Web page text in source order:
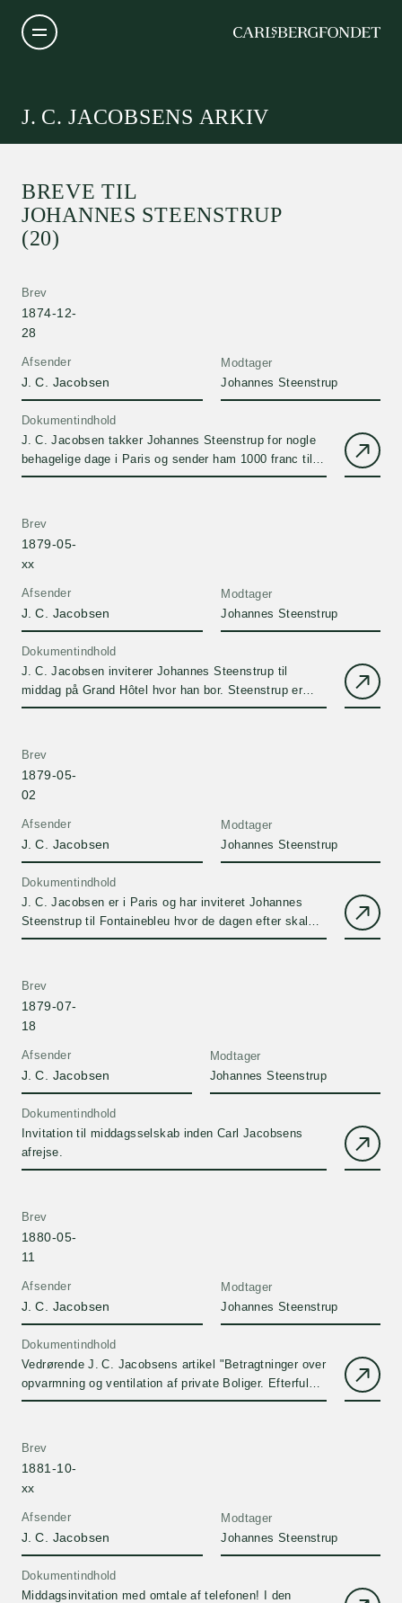
J. C. JACOBSENS ARKIV
BREVE TIL
JOHANNES STEENSTRUP
(20)
Afsender
J. C. Jacobsen
Brev
1874-12-
28
Modtager
Johannes Steenstrup
Dokumentindhold
J. C. Jacobsen takker Johannes Steenstrup for nogle
behagelige dage i Paris og sender ham 1000 franc til
forlængelse af…
Afsender
J. C. Jacobsen
Brev
1879-05-
xx
Modtager
Johannes Steenstrup
Dokumentindhold
J. C. Jacobsen inviterer Johannes Steenstrup til
middag på Grand Hôtel hvor han bor. Steenstrup er
også i Paris
Afsender
J. C. Jacobsen
Brev
1879-05-
02
Modtager
Johannes Steenstrup
Dokumentindhold
J. C. Jacobsen er i Paris og har inviteret Johannes
Steenstrup til Fontainebleu hvor de dagen efter skal
mødes med L. M…
Afsender
J. C. Jacobsen
Brev
1879-07-
18
Modtager
Johannes Steenstrup
Dokumentindhold
Invitation til middagsselskab inden Carl Jacobsens
afrejse.
Afsender
J. C. Jacobsen
Brev
1880-05-
11
Modtager
Johannes Steenstrup
Dokumentindhold
Vedrørende J. C. Jacobsens artikel "Betragtninger over
opvarmning og ventilation af private Boliger. Efterfulgt
af plan…
Afsender
J. C. Jacobsen
Brev
1881-10-
xx
Modtager
Johannes Steenstrup
Dokumentindhold
Middagsinvitation med omtale af telefonen! I den